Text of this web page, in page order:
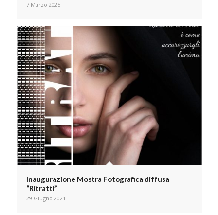
7 Marzo 2025
Inaugurazione Mostra Fotografica diffusa
“Ritratti”
29 Giugno 2021